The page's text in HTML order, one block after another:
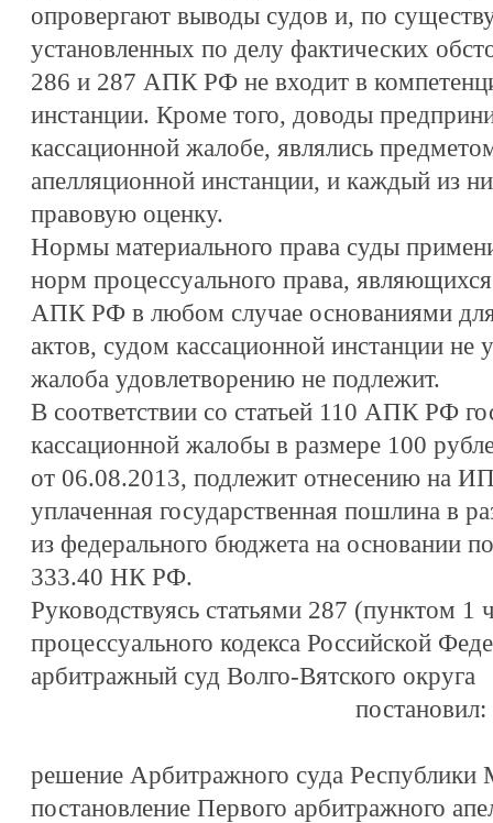
опровергают выводы судов и, по
установленных по делу фактических
286 и 287 АПК РФ не входит в
инстанции. Кроме того, доводы
кассационной жалобе, являлись
апелляционной инстанции, и каждый из
правовую оценку.
Нормы материального права суды
норм процессуального права,
АПК РФ в любом случае основаниями
актов, судом кассационной инстанции не
жалоба удовлетворению не подлежит.
В соответствии со статьей 110 АПК РФ
кассационной жалобы в размере 100
от 06.08.2013, подлежит отнесению на
уплаченная государственная пошлина в
из федерального бюджета на основании
333.40 НК РФ.
Руководствуясь статьями 287 (пунктом
процессуального кодекса Российской
арбитражный суд Волго-Вятского округа
постановил:
решение Арбитражного суда
постановление Первого арбитражного